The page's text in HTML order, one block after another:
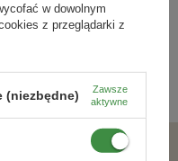
e-mail oraz przetwarzanie danych osobowych zgodnie z
w dowolnym
z przeglądarki z
(niezbędne)
Zawsze
aktywne